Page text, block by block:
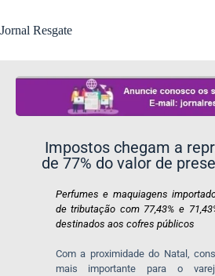
Jornal Resgate
Impostos chegam a
de 77% do valor de
Perfumes e maquiagens
de tributação com 77,43% e
destinados aos cofres públicos
Com a proximidade do Natal,
mais importante para o